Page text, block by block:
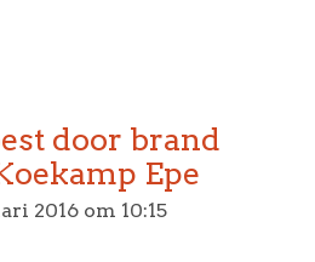
door brand
Epe
2016 om 10:15